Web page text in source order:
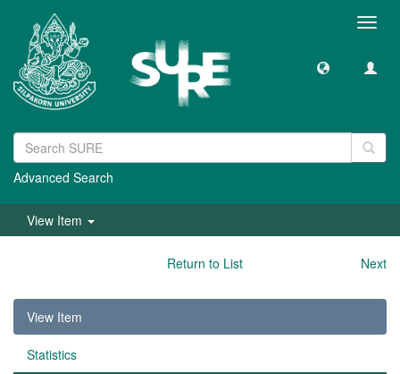
Advanced Search
View Item
Return to List Next
View Item
Statistics